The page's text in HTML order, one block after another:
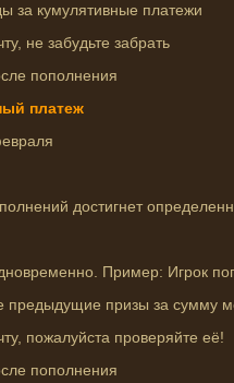
за кумулятивные платежи
не забудьте забрать
пополнения
платеж
достигнет
Пример: Игрок
предыдущие призы за сумму
пожалуйста проверяйте её!
пополнения